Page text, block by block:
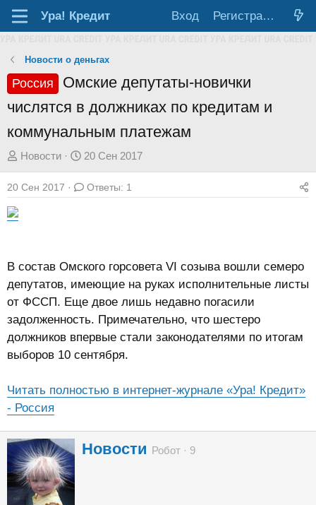
Ура! Кредит Вход Регистрация
Новости о деньгах
Россия
Омские депутаты-новички
числятся в должниках по кредитам и
коммунальным платежам
А
в
т
м
ы
Новости
Д
а
т
а
л
а
20 Сен 2017
20 Сен 2017 Ответы: 1
В состав Омского горсовета VI созыва вошли семеро
депутатов, имеющие на руках исполнительные листы
от ФССП. Еще двое лишь недавно погасили
задолженность. Примечательно, что шестеро
должников впервые стали законодателями по итогам
выборов 10 сентября.
Читать полностью в интернет-журнале «Ура! Кредит»
- Россия
АНовости Робот · 9